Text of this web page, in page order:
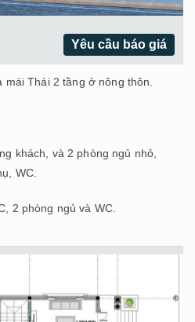
Yêu cầu báo giá
mái Thái 2 tầng ở nông thôn.
khách, và 2 phòng ngủ nhỏ,
WC.
2 phòng ngủ và WC.